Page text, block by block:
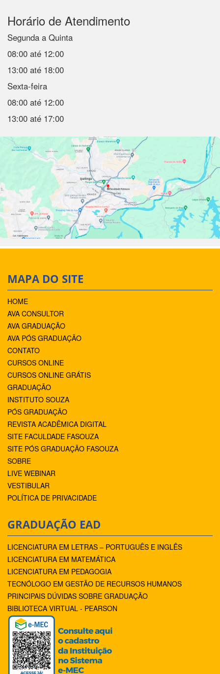
Horário de Atendimento
Segunda a Quinta
08:00 até 12:00
13:00 até 18:00
Sexta-feira
08:00 até 12:00
13:00 até 17:00
MAPA DO SITE
HOME
AVA CONSULTOR
AVA GRADUAÇÃO
AVA PÓS GRADUAÇÃO
CONTATO
CURSOS ONLINE
CURSOS ONLINE GRÁTIS
GRADUAÇÃO
INSTITUTO SOUZA
PÓS GRADUAÇÃO
REVISTA ACADÊMICA DIGITAL
SITE FACULDADE FASOUZA
SITE PÓS GRADUAÇÃO FASOUZA
SOBRE
LIVE WEBINAR
VESTIBULAR
POLÍTICA DE PRIVACIDADE
GRADUAÇÃO EAD
LICENCIATURA EM LETRAS – PORTUGUÊS E INGLÊS
LICENCIATURA EM MATEMÁTICA
LICENCIATURA EM PEDAGOGIA
TECNÓLOGO EM GESTÃO DE RECURSOS HUMANOS
PRINCIPAIS DÚVIDAS SOBRE GRADUAÇÃO
BIBLIOTECA VIRTUAL - PEARSON